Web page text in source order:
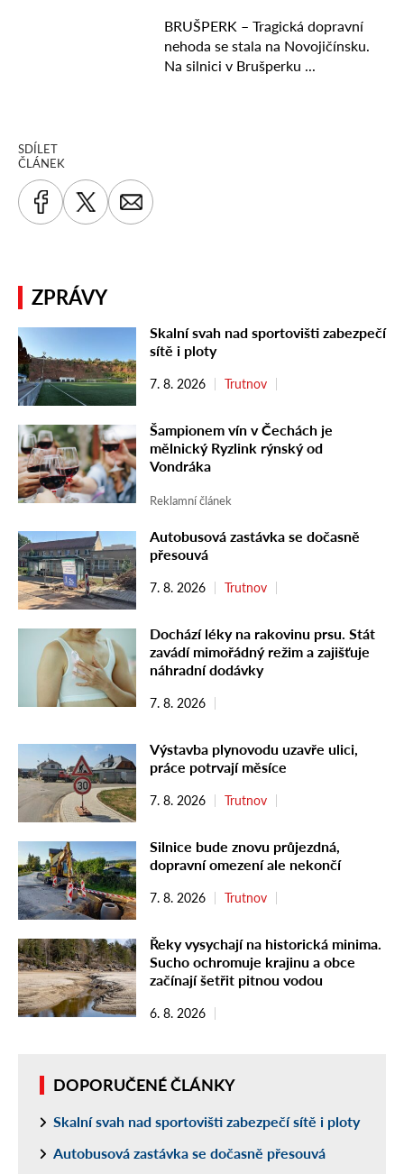
SDÍLET
ČLÁNEK
ZPRÁVY
Skalní svah nad sportovišti zabezpečí
sítě i ploty
7. 8. 2026 Trutnov
Šampionem vín v Čechách je
mělnický Ryzlink rýnský od
Vondráka
Reklamní článek
Autobusová zastávka se dočasně
přesouvá
7. 8. 2026 Trutnov
Dochází léky na rakovinu prsu. Stát
zavádí mimořádný režim a zajišťuje
náhradní dodávky
7. 8. 2026
Výstavba plynovodu uzavře ulici,
práce potrvají měsíce
7. 8. 2026 Trutnov
Silnice bude znovu průjezdná,
dopravní omezení ale nekončí
7. 8. 2026 Trutnov
Řeky vysychají na historická minima.
Sucho ochromuje krajinu a obce
začínají šetřit pitnou vodou
6. 8. 2026
DOPORUČENÉ ČLÁNKY
Skalní svah nad sportovišti zabezpečí sítě i ploty
Autobusová zastávka se dočasně přesouvá